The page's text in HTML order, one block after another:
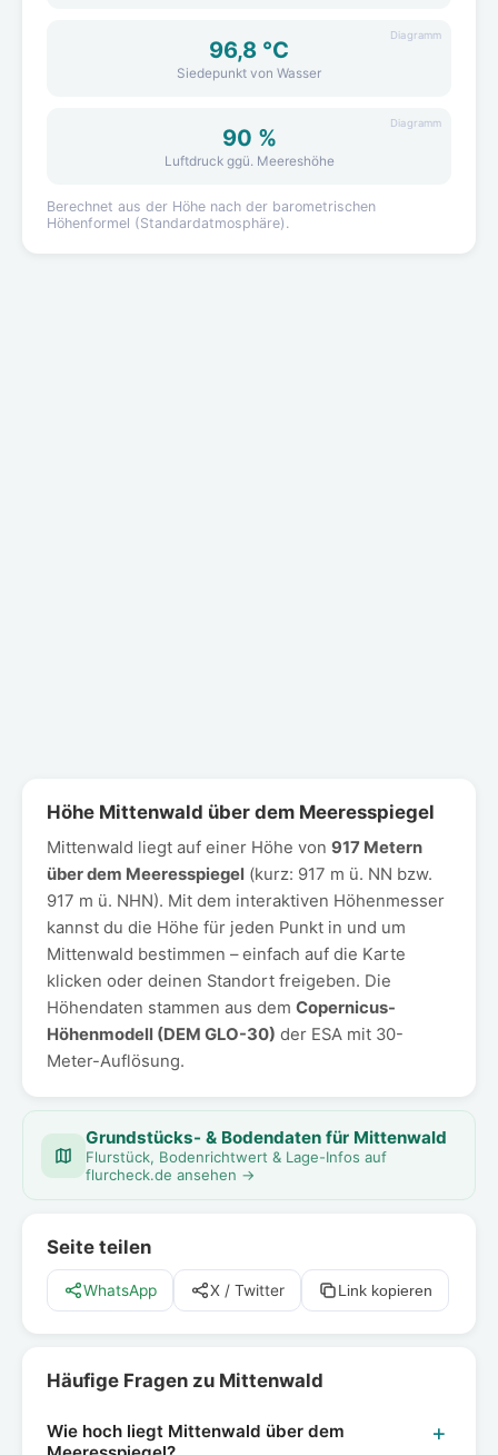
96,8 °C
Siedepunkt von Wasser
Diagramm
90 %
Luftdruck ggü. Meereshöhe
Diagramm
Berechnet aus der Höhe nach der barometrischen
Höhenformel (Standardatmosphäre).
Höhe Mittenwald über dem Meeresspiegel
Mittenwald liegt auf einer Höhe von 917 Metern
über dem Meeresspiegel (kurz: 917 m ü. NN bzw.
917 m ü. NHN). Mit dem interaktiven Höhenmesser
kannst du die Höhe für jeden Punkt in und um
Mittenwald bestimmen – einfach auf die Karte
klicken oder deinen Standort freigeben. Die
Höhendaten stammen aus dem Copernicus-
Höhenmodell (DEM GLO-30) der ESA mit 30-
Meter-Auflösung.
Grundstücks- & Bodendaten für Mittenwald
Flurstück, Bodenrichtwert & Lage-Infos auf
flurcheck.de ansehen →
Seite teilen
WhatsApp X / Twitter Link kopieren
Häufige Fragen zu Mittenwald
Wie hoch liegt Mittenwald über dem